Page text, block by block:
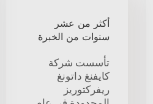
أكثر من عشر
سنوات من الخبرة
تأسست شركة
كايفنغ داتونغ
ريفركتوريز